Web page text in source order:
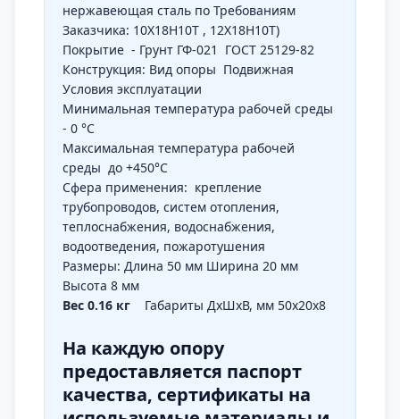
нержавеющая сталь по Требованиям
Заказчика: 10Х18Н10Т , 12Х18Н10Т)
Покрытие - Грунт ГФ-021 ГОСТ 25129-82
Конструкция: Вид опоры Подвижная
Условия эксплуатации
Минимальная температура рабочей среды
- 0 °С
Максимальная температура рабочей
среды до +450°С
Сфера применения: крепление
трубопроводов, систем отопления,
теплоснабжения, водоснабжения,
водоотведения, пожаротушения
Размеры: Длина 50 мм Ширина 20 мм
Высота 8 мм
Вес 0.16 кг Габариты ДхШхВ, мм 50х20х8
На каждую опору
предоставляется паспорт
качества, сертификаты на